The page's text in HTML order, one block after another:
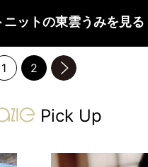
ニットの東雲うみを見る
1 2
ページへ
gravure-grazie
Pick Up